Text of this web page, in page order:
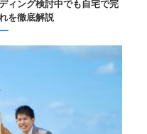
ィング検討中でも自宅で完
を徹底解説